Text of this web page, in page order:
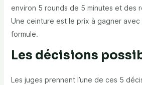
environ 5 rounds de 5 minutes et des
Une ceinture est le prix à gagner
formule.
Les décisions
Les juges prennent l’une de ces 5